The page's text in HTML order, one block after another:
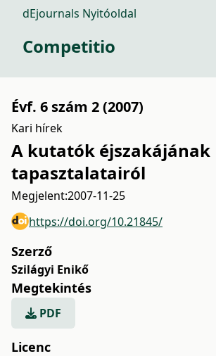
dEjournals Nyitóoldal
Competitio
Évf. 6 szám 2 (2007)
Kari hírek
A kutatók éjszakájának
tapasztalatairól
Megjelent:2007-11-25
https://doi.org/10.21845/
Szerző
Szilágyi Enikő
Megtekintés
PDF
Licenc